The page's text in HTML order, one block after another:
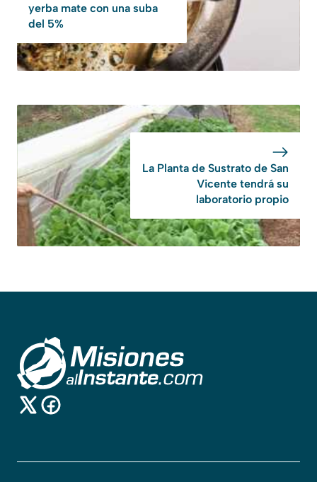
yerba mate con una suba
del 5%
La Planta de Sustrato de San
Vicente tendrá su
laboratorio propio